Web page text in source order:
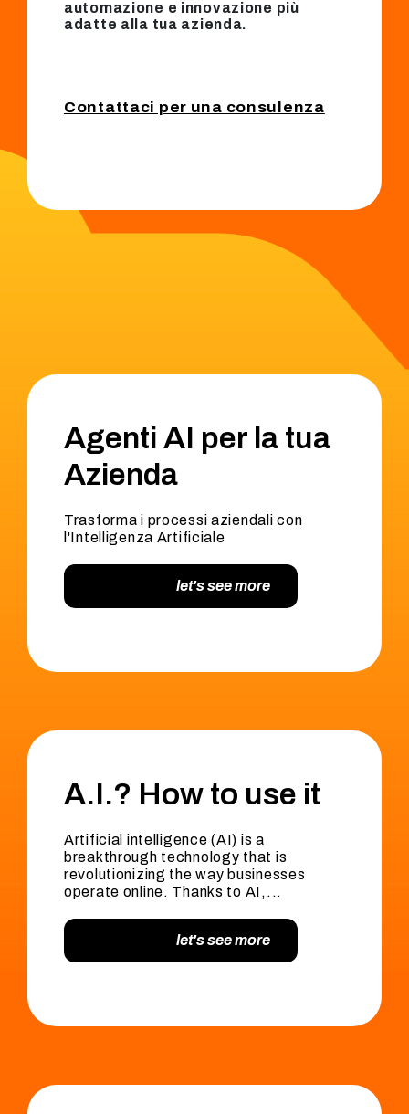
automazione e innovazione più
adatte alla tua azienda.
Contattaci per una consulenza
Agenti AI per la tua
Azienda
Trasforma i processi aziendali con
l'Intelligenza Artificiale
let's see more
A.I.? How to use it
Artificial intelligence (AI) is a
breakthrough technology that is
revolutionizing the way businesses
operate online. Thanks to AI,...
let's see more